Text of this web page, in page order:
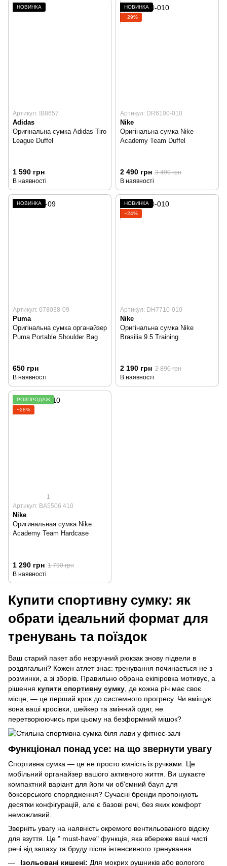
НОВИНКА
Артикул: IB8657
Adidas
Оригінальна сумка Adidas Tiro
League Duffel
1 590 грн
В наявності
НОВИНКА
−29%
Артикул: DR6100-010
Nike
Оригінальна сумка Nike
Academy Team Duffel
2 490 грн 3 490 грн
В наявності
НОВИНКА
Артикул: 078038-09
Puma
Оригінальна сумка органайзер
Puma Portable Shoulder Bag
650 грн
В наявності
НОВИНКА
−24%
Артикул: DH7710-010
Nike
Оригінальна сумка Nike
Brasilia 9.5 Training
2 190 грн 2 890 грн
В наявності
РОЗПРОДАЖ
−28%
1
Артикул: BA5506 410
Nike
Оригинальная сумка Nike
Academy Team Hardcase
1 290 грн 1 790 грн
В наявності
Купити спортивну сумку: як
обрати ідеальний формат для
тренувань та поїздок
Ваш старий пакет або незручний рюкзак знову підвели в
роздягальні? Кожен атлет знає: тренування починається не з
розминки, а зі зборів. Правильно обрана екіпіровка мотивує, а
рішення купити спортивну сумку , де кожна річ має своє
місце, — це перший крок до системного прогресу. Чи вміщує
вона ваші кросівки, шейкер та змінний одяг, не
перетворюючись при цьому на безформний мішок?
Функціонал понад усе: на що звернути увагу
Спортивна сумка — це не просто ємність із ручками. Це
мобільний органайзер вашого активного життя. Ви шукаєте
компактний варіант для йоги чи об'ємний баул для
боксерського спорядження? Сучасні бренди пропонують
десятки конфігурацій, але є базові речі, без яких комфорт
неможливий.
Зверніть увагу на наявність окремого вентильованого відсіку
для взуття. Це " must-have" функція, яка вбереже ваші чисті
речі від запаху та бруду після інтенсивного тренування.
Ізольовані кишені: Для мокрих рушників або вологого